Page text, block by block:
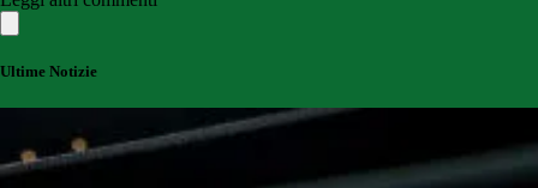
Ultime Notizie